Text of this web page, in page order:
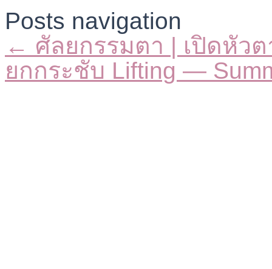
Posts navigation
← ศัลยกรรมตา | เปิดหัว
ยกกระชับ Lifting —